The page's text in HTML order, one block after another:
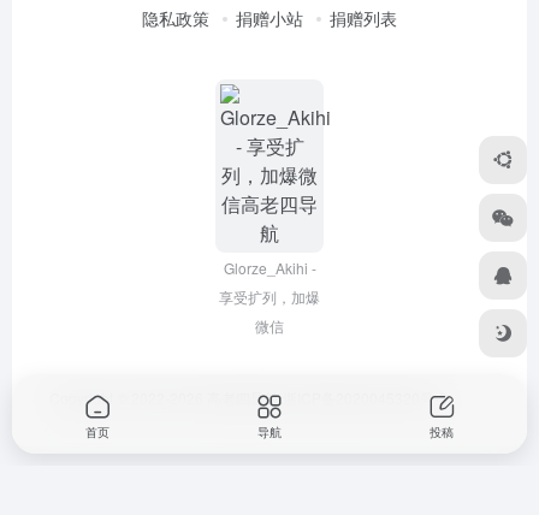
隐私政策 捐赠小站 捐赠列表
Glorze_Akihi -
享受扩列，加爆
微信
Copyright © 2022-2026 高老四导航 浙ICP备2020045320号-3
首页 导航 投稿